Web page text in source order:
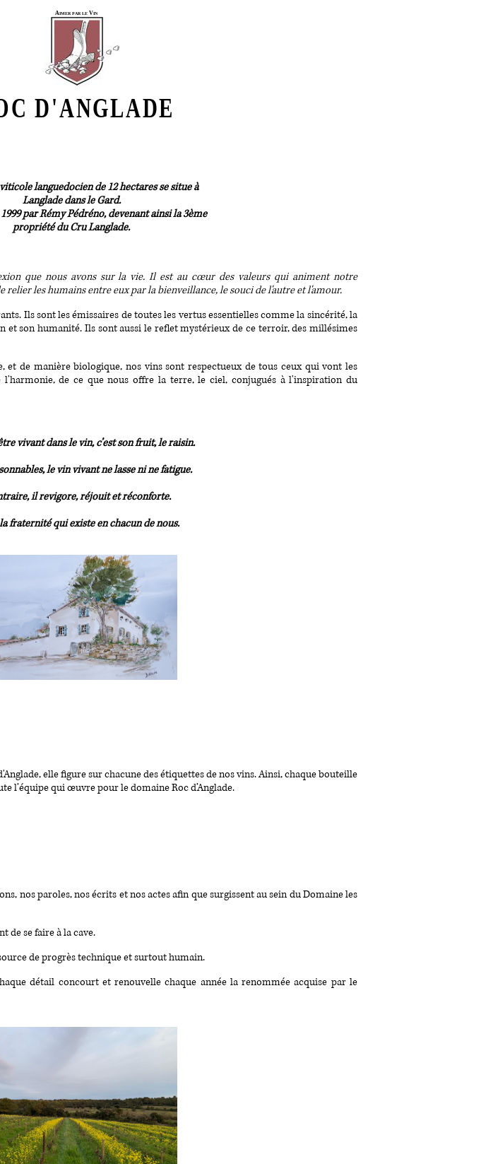
Aimer par le Vin
D'ANGLADE
languedocien de 12 hectares se situe à
Langlade dans le Gard.
par Rémy Pédréno, devenant ainsi la 3ème
propriété du Cru Langlade.
que nous avons sur la vie. Il est au cœur des valeurs qui animent notre
relier les humains entre eux par la bienveillance, le souci de l'autre et l'amour.
Ils sont les émissaires de toutes les vertus essentielles comme la sincérité, la
et son humanité. Ils sont aussi le reflet mystérieux de ce terroir, des millésimes
et de manière biologique, nos vins sont respectueux de tous ceux qui vont les
de ce que nous offre la terre, le ciel, conjugués à l'inspiration du
vivant dans le vin, c’est son fruit, le raisin.
le vin vivant ne lasse ni ne fatigue.
il revigore, réjouit et réconforte.
fraternité qui existe en chacun de nous.
elle figure sur chacune des étiquettes de nos vins. Ainsi, chaque bouteille
l’équipe qui œuvre pour le domaine Roc d’Anglade.
nos paroles, nos écrits et nos actes afin que surgissent au sein du Domaine les
de se faire à la cave.
de progrès technique et surtout humain.
détail concourt et renouvelle chaque année la renommée acquise par le